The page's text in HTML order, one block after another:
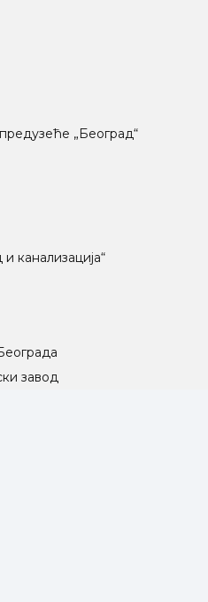
„Београд“
канализација“
завод